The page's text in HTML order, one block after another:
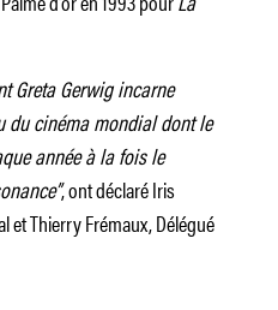
Greta Gerwig incarne
du cinéma mondial dont le
année à la fois le
, ont déclaré Iris
et Thierry Frémaux, Délégué